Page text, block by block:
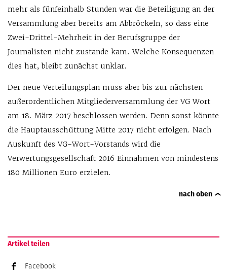
mehr als fünfeinhalb Stunden war die Beteiligung an der
Versammlung aber bereits am Abbröckeln, so dass eine
Zwei-Drittel-Mehrheit in der Berufsgruppe der
Journalisten nicht zustande kam. Welche Konsequenzen
dies hat, bleibt zunächst unklar.
Der neue Verteilungsplan muss aber bis zur nächsten
außerordentlichen Mitgliederversammlung der VG Wort
am 18. März 2017 beschlossen werden. Denn sonst könnte
die Hauptausschüttung Mitte 2017 nicht erfolgen. Nach
Auskunft des VG-Wort-Vorstands wird die
Verwertungsgesellschaft 2016 Einnahmen von mindestens
180 Millionen Euro erzielen.
nach oben
Artikel teilen
Facebook